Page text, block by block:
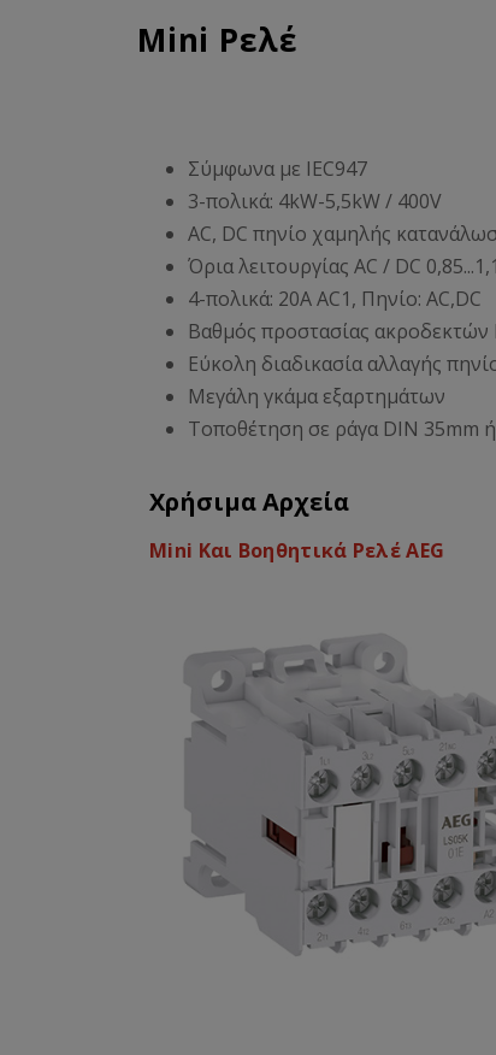
Mini Ρελέ
Σύμφωνα με IEC947
3-πολικά: 4kW-5,5kW / 400V
AC, DC πηνίο χαμηλής
Όρια λειτουργίας AC / DC
4-πολικά: 20A AC1, Πηνίο: AC,DC
Βαθμός προστασίας ακροδεκτών
Εύκολη διαδικασία αλλαγής
Μεγάλη γκάμα εξαρτημάτων
Τοποθέτηση σε ράγα DIN 35mm
Χρήσιμα Αρχεία
Mini Και Βοηθητικά Ρελέ AEG